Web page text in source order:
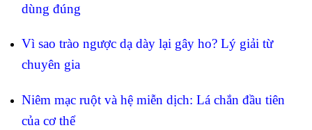
dùng đúng
Vì sao trào ngược dạ dày lại gây ho? Lý giải từ
chuyên gia
Niêm mạc ruột và hệ miễn dịch: Lá chắn đầu tiên
của cơ thể